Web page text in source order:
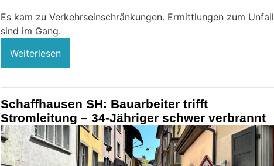
Es kam zu Verkehrseinschränkungen. Ermittlungen zum Unfall
sind im Gang.
Weiterlesen
Schaffhausen SH: Bauarbeiter trifft
Stromleitung – 34-Jähriger schwer verbrannt